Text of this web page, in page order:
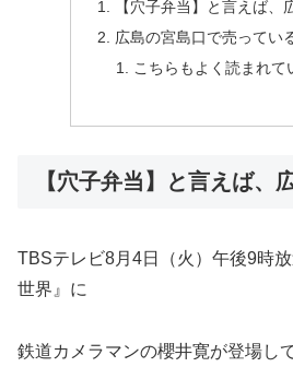
【穴子弁当】と言えば、
広島の宮島口で売ってい
こちらもよく読まれて
【穴子弁当】と言えば、
TBSテレビ8月4日（火）午後9時
世界』に
鉄道カメラマンの櫻井寛が登場し